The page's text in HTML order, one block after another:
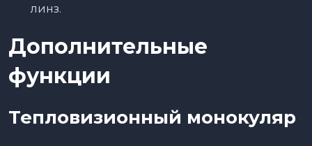
линз.
Дополнительные
функции
Тепловизионный монокуляр